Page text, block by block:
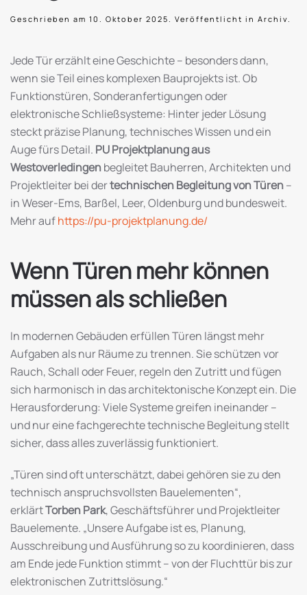
Geschrieben am 10. Oktober 2025 . Veröffentlicht in Archiv
Jede Tür erzählt eine Geschichte – besonders dann,
wenn sie Teil eines komplexen Bauprojekts ist. Ob
Funktionstüren, Sonderanfertigungen oder
elektronische Schließsysteme: Hinter jeder Lösung
steckt präzise Planung, technisches Wissen und ein
Auge fürs Detail. PU Projektplanung aus
Westoverledingenbegleitet Bauherren, Architekten und
Projektleiter bei dertechnischen Begleitung von Türen–
in Weser-Ems, Barßel, Leer, Oldenburg und bundesweit.
Mehr aufhttps://pu-projektplanung.de/
Wenn Türen mehr können
müssen als schließen
In modernen Gebäuden erfüllen Türen längst mehr
Aufgaben als nur Räume zu trennen. Sie schützen vor
Rauch, Schall oder Feuer, regeln den Zutritt und fügen
sich harmonisch in das architektonische Konzept ein. Die
Herausforderung: Viele Systeme greifen ineinander –
und nur eine fachgerechte technische Begleitung stellt
sicher, dass alles zuverlässig funktioniert.
„Türen sind oft unterschätzt, dabei gehören sie zu den
technisch anspruchsvollsten Bauelementen“,
erklärtTorben Park, Geschäftsführer und Projektleiter
Bauelemente. „Unsere Aufgabe ist es, Planung,
Ausschreibung und Ausführung so zu koordinieren, dass
am Ende jede Funktion stimmt – von der Fluchttür bis zur
elektronischen Zutrittslösung.“